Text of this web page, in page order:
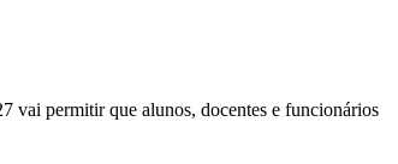
vai permitir que alunos, docentes e funcionários